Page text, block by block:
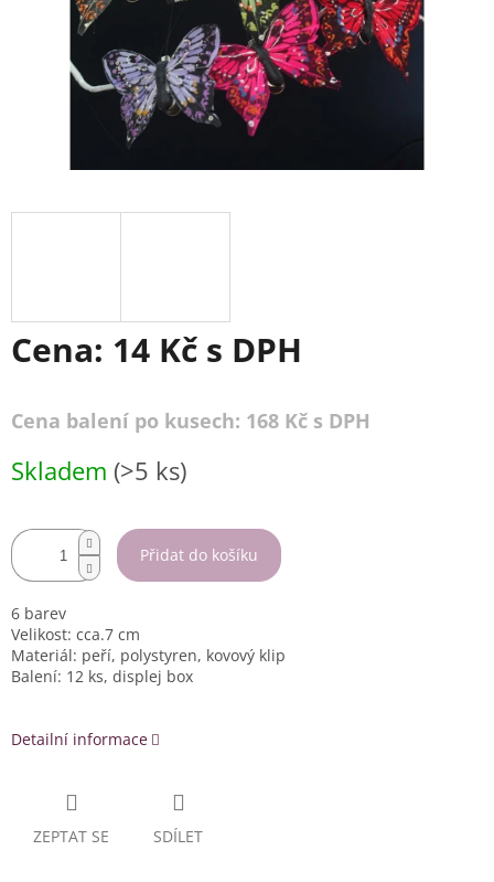
Cena: 14 Kč s DPH
Cena balení po kusech: 168 Kč s DPH
cena:
Skladem (>5 ks)
Přidat do košíku
6 barev
Velikost: cca.7 cm
Materiál: peří, polystyren, kovový klip
Balení: 12 ks, displej box
Detailní informace
ZEPTAT SE SDÍLET